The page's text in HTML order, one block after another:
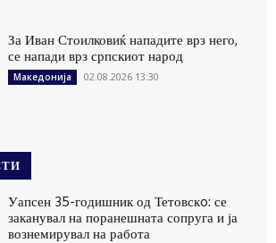
За Иван Стоилковиќ нападите врз него,
се напади врз српскиот народ
Македонија 02.08.2026 13:30
Уапсен 35-годишник од Тетовскo: се
заканувал на поранешната сопруга и ја
вознемирувал на работа